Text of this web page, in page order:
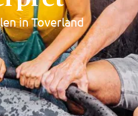
in Toverland